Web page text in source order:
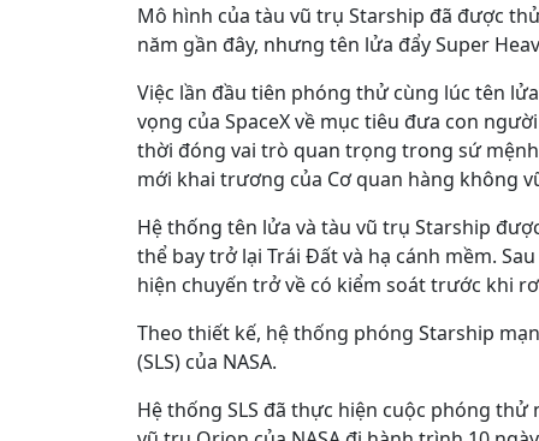
Mô hình của tàu vũ trụ Starship đã được
năm gần đây, nhưng tên lửa đẩy Super
Việc lần đầu tiên phóng thử cùng lúc tên
vọng của SpaceX về mục tiêu đưa con
thời đóng vai trò quan trọng trong sứ
mới khai trương của Cơ quan hàng không
Hệ thống tên lửa và tàu vũ trụ Starship
thể bay trở lại Trái Đất và hạ cánh mềm.
hiện chuyến trở về có kiểm soát trước khi
Theo thiết kế, hệ thống phóng Starship
(SLS) của NASA.
Hệ thống SLS đã thực hiện cuộc phóng